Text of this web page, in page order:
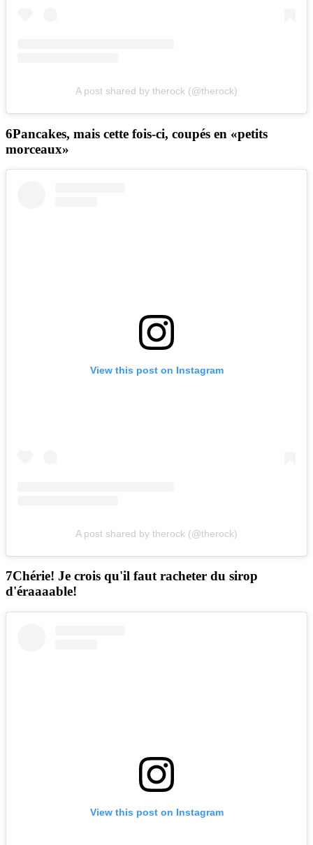
A post shared by therock (@therock)
Pancakes, mais cette fois-ci, coupés en «petits
morceaux»
View this post on Instagram
A post shared by therock (@therock)
Chérie! Je crois qu'il faut racheter du sirop
d'éraaaable!
View this post on Instagram